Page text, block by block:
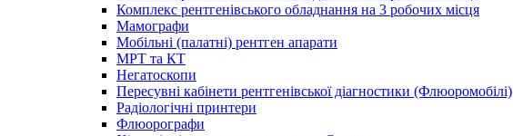
Комплекс рентгенівського обладнання на 3 робочих місця
Мамографи
Мобільні (палатні) рентген апарати
МРТ та КТ
Негатоскопи
Пересувні кабінети рентгенівської діагностики (Флюоромобілі)
Радіологічні принтери
Флюорографи